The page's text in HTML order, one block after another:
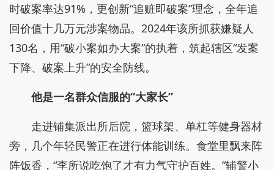
时破案率达91%，更创新“追赃即破案”理念，全年追
回价值十几万元涉案物品。2024年该所抓获嫌疑人
130名，用“破小案如办大案”的执着，筑起辖区“发案
下降、破案上升”的安全防线。
他是一名群众信服的“大家长”
走进铺集派出所后院，篮球架、单杠等健身器材
旁，几个年轻民警正在进行体能训练。食堂里飘来阵
阵饭香，“李所说吃饱了才有力气守护百姓。”辅警小